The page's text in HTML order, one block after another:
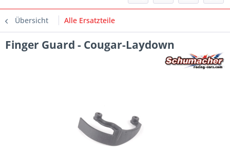
Übersicht Alle Ersatzteile
Finger Guard - Cougar-Laydown